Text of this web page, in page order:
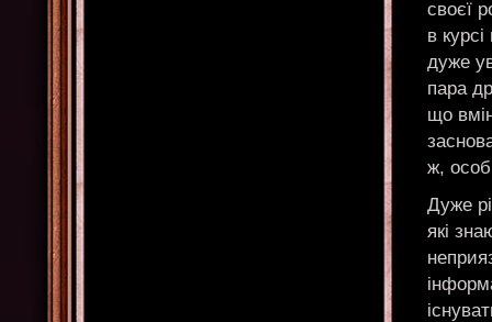
своєї
в
дуже
пара
що
ж,
Дуже
які